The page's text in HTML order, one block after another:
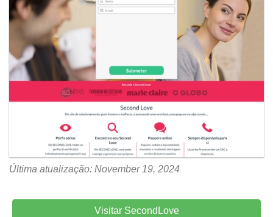
Última atualização: November 19, 2024
Visitar SecondLove